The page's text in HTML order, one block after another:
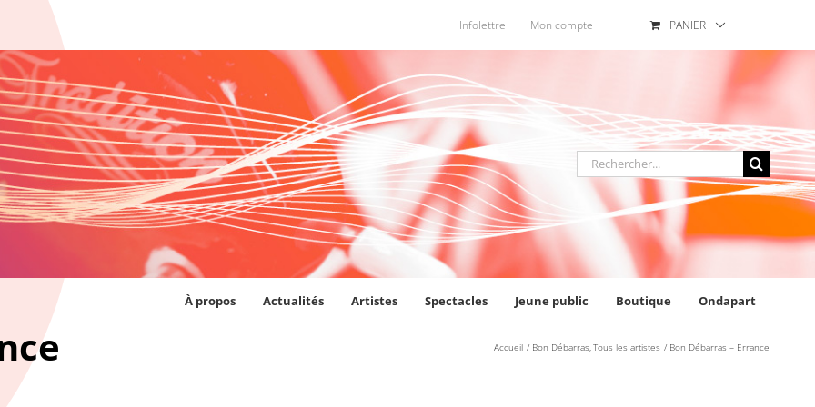
Infolettre Mon compte PANIER
Rechercher
:
À propos Actualités Artistes Spectacles Jeune public Boutique Ondapart
Accueil Bon Débarras Tous les artistes Bon Débarras – Errance